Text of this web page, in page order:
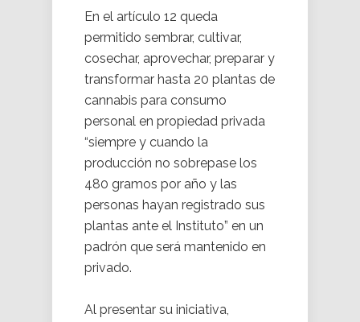
En el artículo 12 queda
permitido sembrar, cultivar,
cosechar, aprovechar, preparar y
transformar hasta 20 plantas de
cannabis para consumo
personal en propiedad privada
“siempre y cuando la
producción no sobrepase los
480 gramos por año y las
personas hayan registrado sus
plantas ante el Instituto” en un
padrón que será mantenido en
privado.
Al presentar su iniciativa,